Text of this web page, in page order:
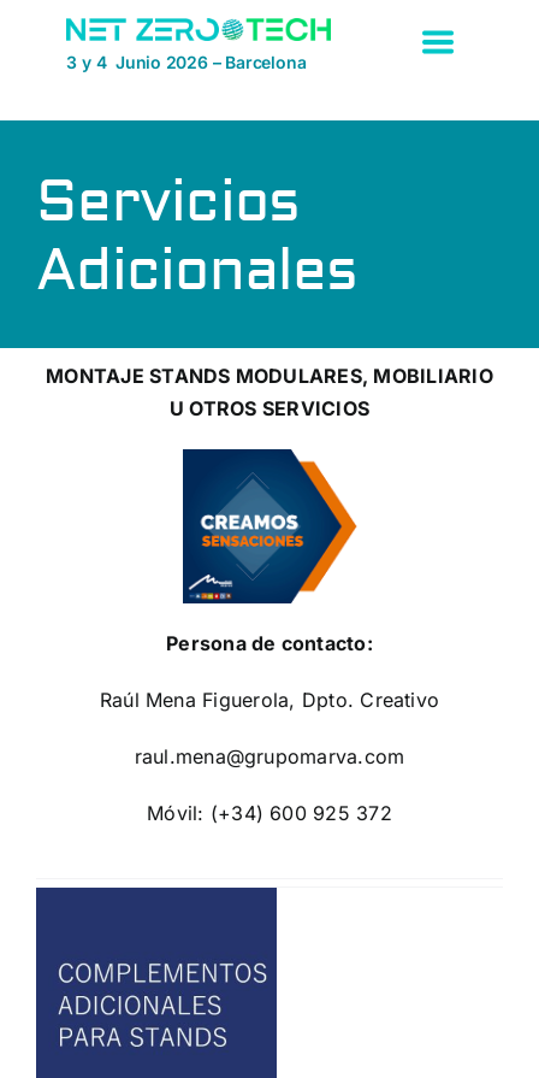
contenido
3 y 4 Junio 2026 – Barcelona
Servicios
Adicionales
MONTAJE STANDS MODULARES, MOBILIARIO
U OTROS SERVICIOS
Persona de contacto:
Raúl Mena Figuerola, Dpto. Creativo
raul.mena@grupomarva.com
Móvil: (+34) 600 925 372